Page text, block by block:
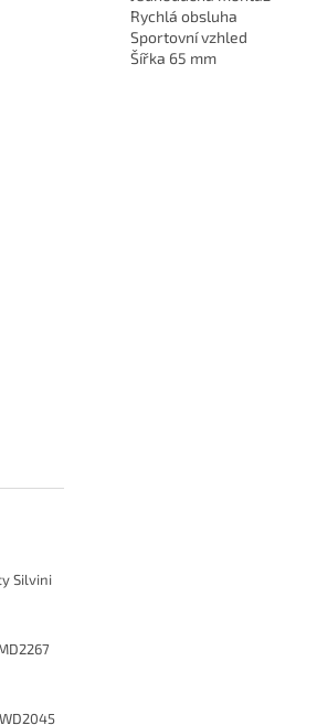
Silvini
Rychlá obsluha
Sportovní vzhled
Šířka 65 mm